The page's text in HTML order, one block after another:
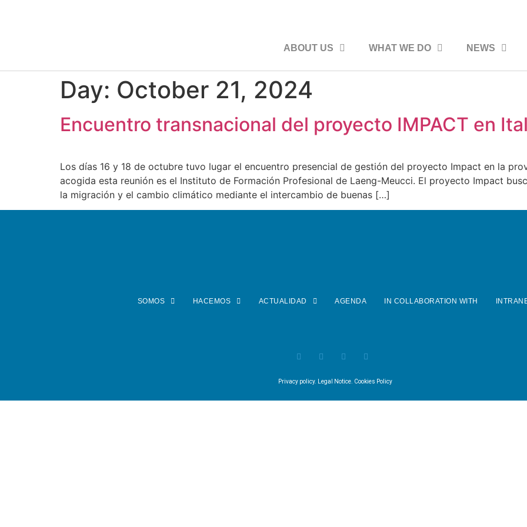
ABOUT US WHAT WE DO NEWS
Day: October 21, 2024
Encuentro transnacional del proyecto IMPACT en
Los días 16 y 18 de octubre tuvo lugar el encuentro presencial de gestión del proyecto Impact en la
acogida esta reunión es el Instituto de Formación Profesional de Laeng-Meucci. El proyecto Impact
la migración y el cambio climático mediante el intercambio de buenas […]
SOMOS HACEMOS ACTUALIDAD AGENDA IN COLLABORATION WITH
Privacy policy. Legal Notice. Cookies Policy